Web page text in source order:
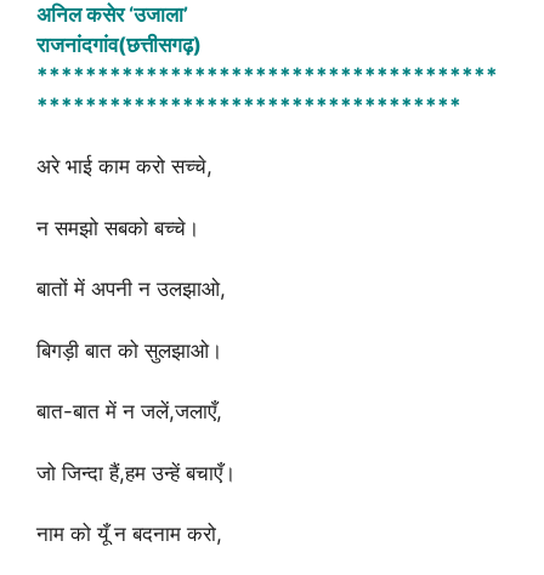
at
s
A
p
p
c
e
b
o
o
k
e
अनिल कसेर ‘उजाला’
राजनांदगांव(छत्तीसगढ़)
**************************************
***********************************
अरे भाई काम करो सच्चे,
न समझो सबको बच्चे।
बातों में अपनी न उलझाओ,
बिगड़ी बात को सुलझाओ।
बात-बात में न जलें,जलाएँ,
जो जिन्दा हैं,हम उन्हें बचाएँ।
नाम को यूँ न बदनाम करो,